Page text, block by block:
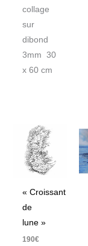
collage
sur
dibond
3mm 30
x 60 cm
« Croissant
de
lune »
190€